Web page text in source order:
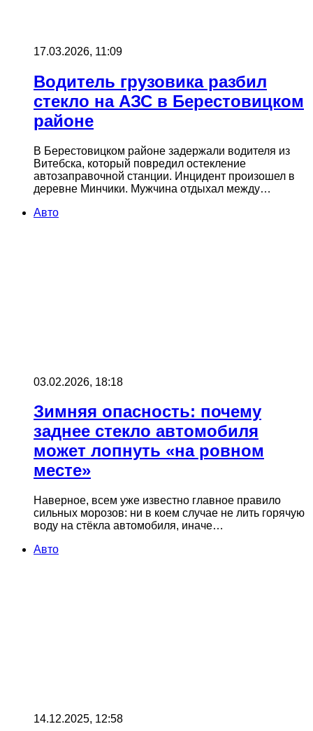
17.03.2026, 11:09
Водитель грузовика разбил
стекло на АЗС в Берестовицком
районе
В Берестовицком районе задержали водителя из
Витебска, который повредил остекление
автозаправочной станции. Инцидент произошел в
деревне Минчики. Мужчина отдыхал между…
Авто
03.02.2026, 18:18
Зимняя опасность: почему
заднее стекло автомобиля
может лопнуть «на ровном
месте»
Наверное, всем уже известно главное правило
сильных морозов: ни в коем случае не лить горячую
воду на стёкла автомобиля, иначе…
Авто
14.12.2025, 12:58